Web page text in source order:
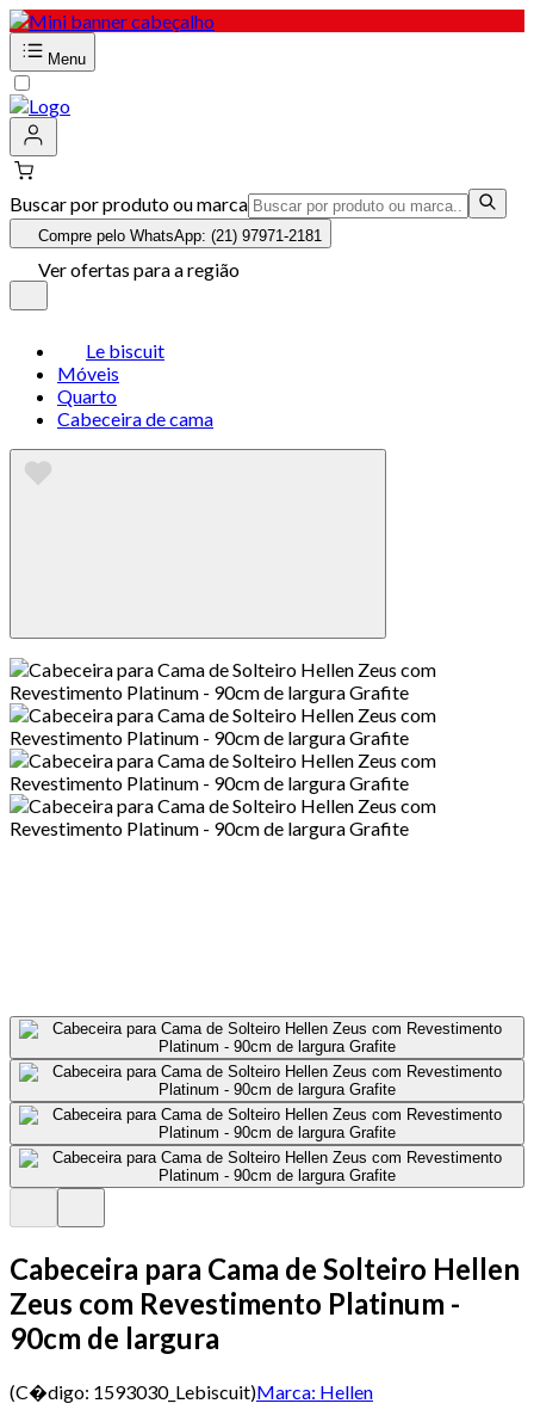
Menu
Buscar por produto ou marca
Compre pelo WhatsApp: (21) 97971-2181
Ver ofertas para a região
Le biscuit
Móveis
Quarto
Cabeceira de cama
Cabeceira para Cama de Solteiro Hellen
Zeus com Revestimento Platinum -
90cm de largura
(C�digo: 1593030_Lebiscuit)Marca: Hellen